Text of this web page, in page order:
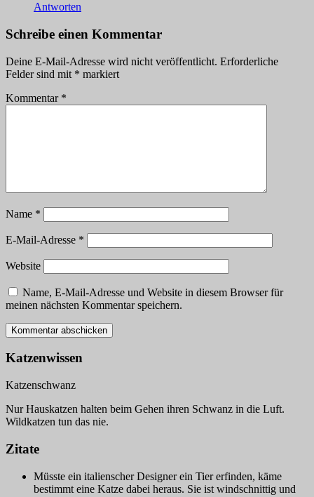
Antworten
Schreibe einen Kommentar
Deine E-Mail-Adresse wird nicht veröffentlicht. Erforderliche
Felder sind mit * markiert
Kommentar *
Name *
E-Mail-Adresse *
Website
Name, E-Mail-Adresse und Website in diesem Browser für
meinen nächsten Kommentar speichern.
Katzenwissen
Katzenschwanz
Nur Hauskatzen halten beim Gehen ihren Schwanz in die Luft.
Wildkatzen tun das nie.
Zitate
Müsste ein italienscher Designer ein Tier erfinden, käme
bestimmt eine Katze dabei heraus. Sie ist windschnittig und